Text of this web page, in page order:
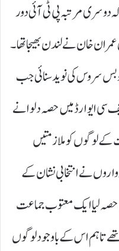
مرتبہ پی ٹی آئی دور
خان نے لندن بھیجا تھا۔
سروس کی نوید سنائی جب
سی ایوارڈ میں حصہ دلوانے
کے لوگوں کو ملازمتیں
نے انتخابی نشان کے
حصہ لیا ایک معتوب جماعت
تاہم اس کے باوجود لوگوں